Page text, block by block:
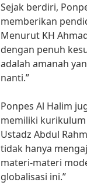
Sejak berdiri,
memberikan
Menurut KH
dengan penuh
adalah amanah
nanti.”
Ponpes Al Halim
memiliki
Ustadz Abdul
tidak hanya
materi-materi
globalisasi ini.”